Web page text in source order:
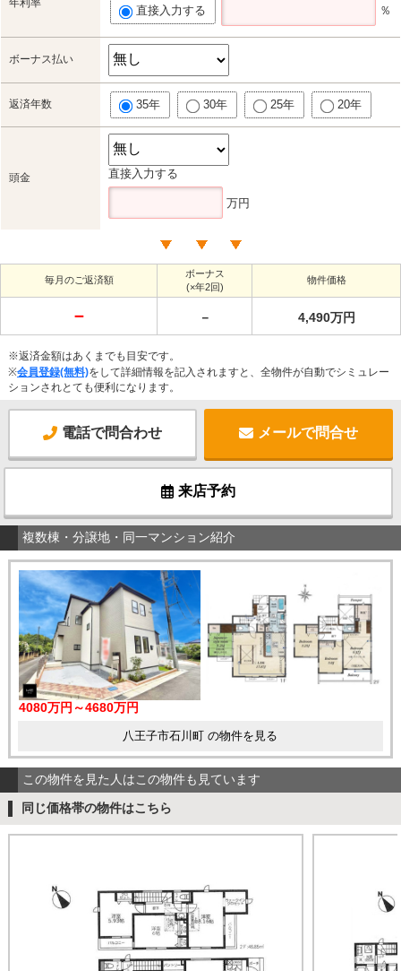
年利率
直接入力する ％
ボーナス払い
返済年数 35年 30年 25年 20年
頭金 直接入力する
万円
毎月のご返済額
ボーナス
(×年2回)
物件価格
－ － 4,490万円
※返済金額はあくまでも目安です。
※会員登録(無料)をして詳細情報を記入されますと、全物件が自動でシミュレー
ションされとても便利になります。
電話で問合わせ メールで問合せ
来店予約
複数棟・分譲地・同一マンション紹介
4080万円～4680万円
八王子市石川町 の物件を見る
この物件を見た人はこの物件も見ています
同じ価格帯の物件はこちら